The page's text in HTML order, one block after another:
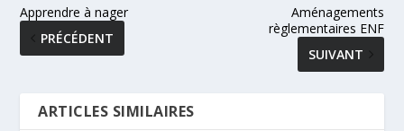
Apprendre à nager
PRÉCÉDENT
Aménagements
règlementaires ENF
SUIVANT
ARTICLES SIMILAIRES